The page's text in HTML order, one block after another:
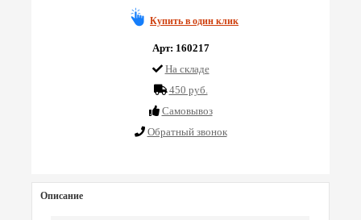
Купить в один клик
Арт: 160217
На складе
450 руб.
Cамовывоз
Обратный звонок
Описание